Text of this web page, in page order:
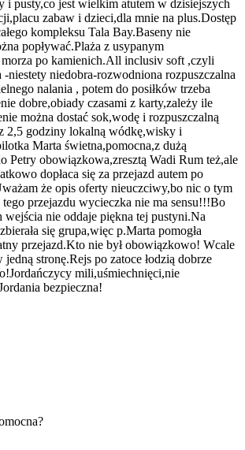
i pusty,co jest wielkim atutem w dzisiejszych
zabaw i dzieci,dla mnie na plus.Dostęp
kompleksu Tala Bay.Baseny nie
popływać.Plaża z usypanym
po kamienich.All inclusiv soft ,czyli
niestety niedobra-rozwodniona rozpuszczalna
nalania , potem do posiłków trzeba
dobre,obiady czasami z karty,zależy ile
można dostać sok,wodę i rozpuszczalną
2,5 godziny lokalną wódkę,wisky i
Marta świetna,pomocna,z dużą
Petry obowiązkowa,zresztą Wadi Rum też,ale
dopłaca się za przejazd autem po
że opis oferty nieuczciwy,bo nic o tym
przejazdu wycieczka nie ma sensu!!!Bo
wejścia nie oddaje piękna tej pustyni.Na
się grupa,więc p.Marta pomogła
przejazd.Kto nie był obowiązkowo! Wcale
stronę.Rejs po zatoce łodzią dobrze
mili,uśmiechnięci,nie
bezpieczna!